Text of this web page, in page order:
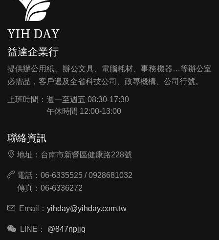
益達企業行
提供辦公用紙、辦公文具、電腦耗材、事務機器…等辦公室
必需品，客戶遍及全省科技公司、政專機構、公司行號。
上班時間： 週一至週五 08:30-17:30
午休時間 12:00-13:00
聯絡資訊
地址：台南市新營區健康路228號
電話：06-6335525 / 0928681032
傳真：06-6336272
Email： yihday@yihday.com.tw
LINE： @847npjjq